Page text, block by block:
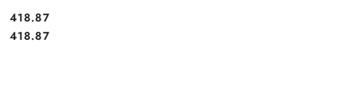
Cena:
418.87
Cena:
418.87